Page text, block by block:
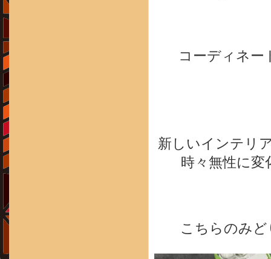
コーディネー
新しいインテリ
時々無性に
こちらのみど